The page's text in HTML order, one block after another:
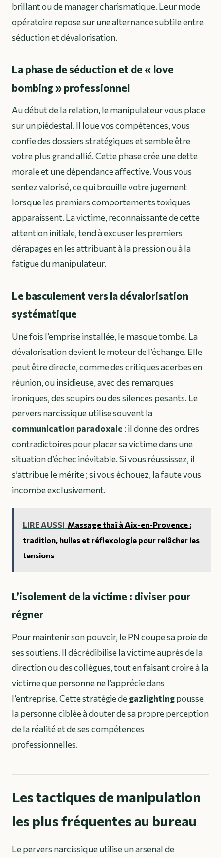
brillant ou de manager charismatique. Leur mode
opératoire repose sur une alternance subtile entre
séduction et dévalorisation.
La phase de séduction et de « love
bombing » professionnel
Au début de la relation, le manipulateur vous place
sur un piédestal. Il loue vos compétences, vous
confie des dossiers stratégiques et semble être
votre plus grand allié. Cette phase crée une dette
morale et une dépendance affective. Vous vous
sentez valorisé, ce qui brouille votre jugement
lorsque les premiers comportements toxiques
apparaissent. La victime, reconnaissante de cette
attention initiale, tend à excuser les premiers
dérapages en les attribuant à la pression ou à la
fatigue du manipulateur.
Le basculement vers la dévalorisation
systématique
Une fois l’emprise installée, le masque tombe. La
dévalorisation devient le moteur de l’échange. Elle
peut être directe, comme des critiques acerbes en
réunion, ou insidieuse, avec des remarques
ironiques, des soupirs ou des silences pesants. Le
pervers narcissique utilise souvent la
communication paradoxale : il donne des ordres
contradictoires pour placer sa victime dans une
situation d’échec inévitable. Si vous réussissez, il
s’attribue le mérite ; si vous échouez, la faute vous
incombe exclusivement.
LIRE AUSSI Massage thaï à Aix-en-Provence :
tradition, huiles et réflexologie pour relâcher les
tensions
L’isolement de la victime : diviser pour
régner
Pour maintenir son pouvoir, le PN coupe sa proie de
ses soutiens. Il décrédibilise la victime auprès de la
direction ou des collègues, tout en faisant croire à la
victime que personne ne l’apprécie dans
l’entreprise. Cette stratégie degazlightingpousse
la personne ciblée à douter de sa propre perception
de la réalité et de ses compétences
professionnelles.
Les tactiques de manipulation
les plus fréquentes au bureau
Le pervers narcissique utilise un arsenal de